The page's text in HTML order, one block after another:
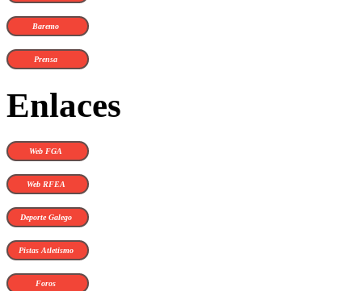
Baremo
Prensa
Enlaces
Web FGA
Web RFEA
Deporte Galego
Pistas Atletismo
Foros